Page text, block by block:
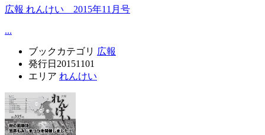
広報 れんけい 2015年11月号
...
ブックカテゴリ 広報
発行日 20151101
エリア れんけい